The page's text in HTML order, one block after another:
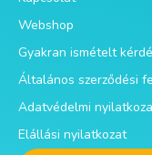
Webshop
Gyakran ismételt
Általános szerződési
Adatvédelmi
Elállási nyilatkozat